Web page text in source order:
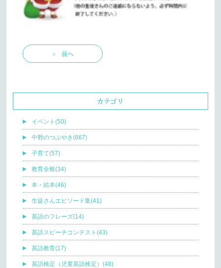
< 前へ
カテゴリ
イベント(50)
中野のつぶやき(667)
子育て(57)
教育全般(34)
本・絵本(46)
生徒さんエピソード集(41)
英語のフレーズ(14)
英語スピーチコンテスト(43)
英語教育(17)
英語検定（児童英語検定）(48)